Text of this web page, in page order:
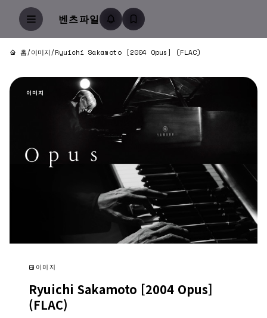
벤츠파일
홈/이미지/Ryuichi Sakamoto [2004 Opus] (FLAC)
이미지
이미지
Ryuichi Sakamoto [2004 Opus]
(FLAC)